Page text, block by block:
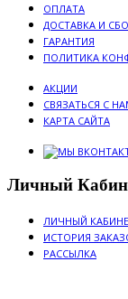
ОПЛАТА
ДОСТАВКА И
ГАРАНТИЯ
ПОЛИТИКА
АКЦИИ
СВЯЗАТЬСЯ С
КАРТА САЙТА
Личный
ЛИЧНЫЙ
ИСТОРИЯ
РАССЫЛКА